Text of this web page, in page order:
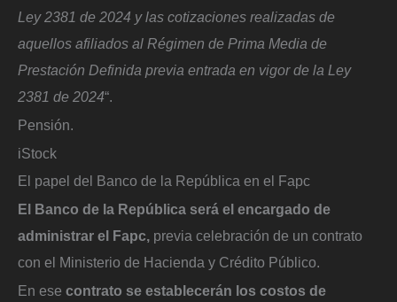
Ley 2381 de 2024 y las cotizaciones realizadas de
aquellos afiliados al Régimen de Prima Media de
Prestación Definida previa entrada en vigor de la Ley
2381 de 2024“.
Pensión.
iStock
El papel del Banco de la República en el Fapc
El Banco de la República será el encargado de
administrar el Fapc, previa celebración de un contrato
con el Ministerio de Hacienda y Crédito Público.
En ese contrato se establecerán los costos de